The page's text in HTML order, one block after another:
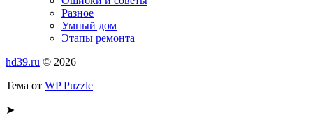
Разное
Умный дом
Этапы ремонта
hd39.ru © 2026
Тема от WP Puzzle
➤